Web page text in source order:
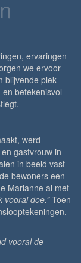
ervaringen
we ervoor
blijvende plek
betekenisvol
werd
gastvrouw in
in beeld vast
bewoners een
Marianne al met
vooral doe.”Toen
vooral de